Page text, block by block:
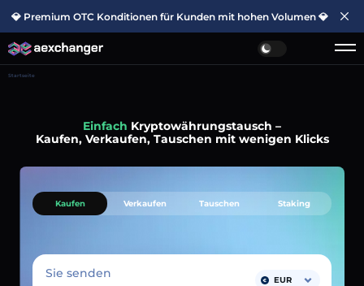
💎 Premium OTC Konditionen für Kunden mit hohen Volumen 💎
Startseite
Einfach Kryptowährungstausch –
Kaufen, Verkaufen, Tauschen mit wenigen Klicks
Kaufen Verkaufen Tauschen Staking
Sie senden EUR